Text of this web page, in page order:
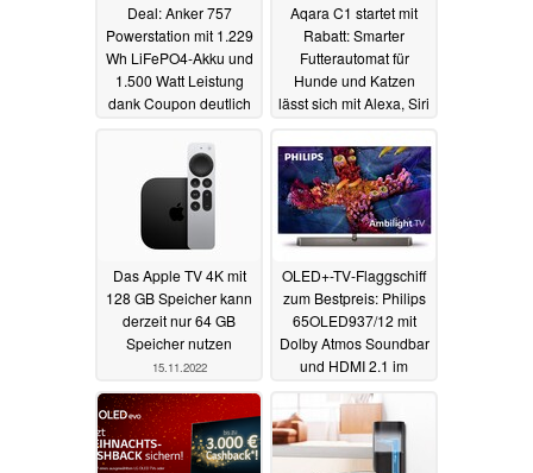
Deal: Anker 757
Powerstation mit 1.229
Wh LiFePO4-Akku und
1.500 Watt Leistung
dank Coupon deutlich
Aqara C1 startet mit
Rabatt: Smarter
Futterautomat für
Hunde und Katzen
lässt sich mit Alexa, Siri
15.11.2022
Das Apple TV 4K mit
128 GB Speicher kann
derzeit nur 64 GB
Speicher nutzen
15.11.2022
OLED+-TV-Flaggschiff
zum Bestpreis: Philips
65OLED937/12 mit
Dolby Atmos Soundbar
und HDMI 2.1 im
15.11.2022